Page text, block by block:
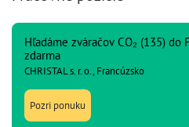
Hľadáme zváračov CO₂ (135) do
zdarma
CHRISTAL s. r. o., Francúzsko
Pozri ponuku